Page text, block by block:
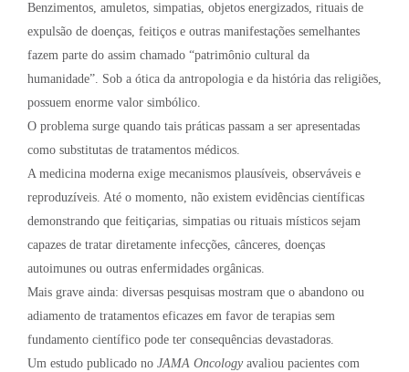
Benzimentos, amuletos, simpatias, objetos energizados, rituais de
expulsão de doenças, feitiços e outras manifestações semelhantes
fazem parte do assim chamado “patrimônio cultural da
humanidade”. Sob a ótica da antropologia e da história das religiões,
possuem enorme valor simbólico.
O problema surge quando tais práticas passam a ser apresentadas
como substitutas de tratamentos médicos.
A medicina moderna exige mecanismos plausíveis, observáveis e
reproduzíveis. Até o momento, não existem evidências científicas
demonstrando que feitiçarias, simpatias ou rituais místicos sejam
capazes de tratar diretamente infecções, cânceres, doenças
autoimunes ou outras enfermidades orgânicas.
Mais grave ainda: diversas pesquisas mostram que o abandono ou
adiamento de tratamentos eficazes em favor de terapias sem
fundamento científico pode ter consequências devastadoras.
Um estudo publicado no JAMA Oncologyavaliou pacientes com